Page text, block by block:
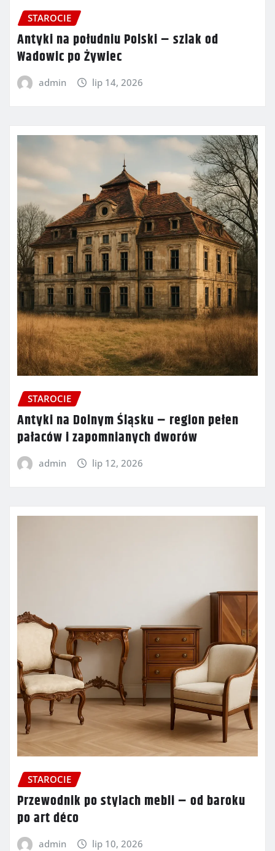
STAROCIE
Antyki na południu Polski – szlak od
Wadowic po Żywiec
admin lip 14, 2026
STAROCIE
Antyki na Dolnym Śląsku – region pełen
pałaców i zapomnianych dworów
admin lip 12, 2026
STAROCIE
Przewodnik po stylach mebli – od baroku
po art déco
admin lip 10, 2026